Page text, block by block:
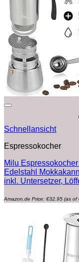
Schnellansicht
Espressokocher
Milu Espressokocher
Edelstahl
inkl. Untersetzer,
Amazon.de Price: €32.95 (as of